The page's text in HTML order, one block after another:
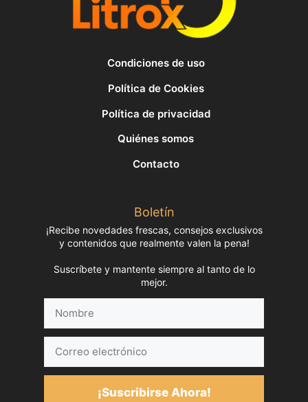
Condiciones de uso
Política de Cookies
Política de privacidad
Quiénes somos
Contacto
Boletín
¡Recibe novedades frescas, consejos exclusivos
y contenidos que realmente valen la pena!
Suscríbete y mantente siempre al tanto de lo
mejor.
electrónico
¡Suscribirse Ahora!